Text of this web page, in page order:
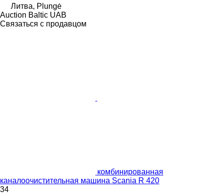
Литва, Plungė
Auction Baltic UAB
Связаться с продавцом
комбинированная
каналоочистительная машина Scania R 420
34